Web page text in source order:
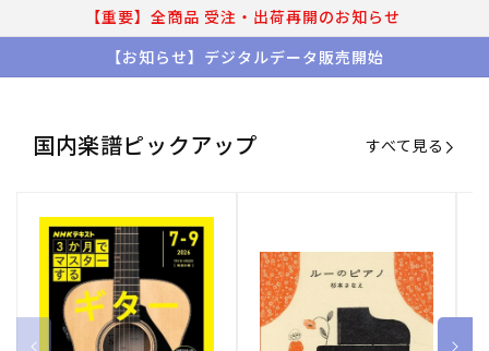
【重要】全商品 受注・出荷再開のお知らせ
【お知らせ】デジタルデータ販売開始
国内楽譜ピックアップ すべて見る